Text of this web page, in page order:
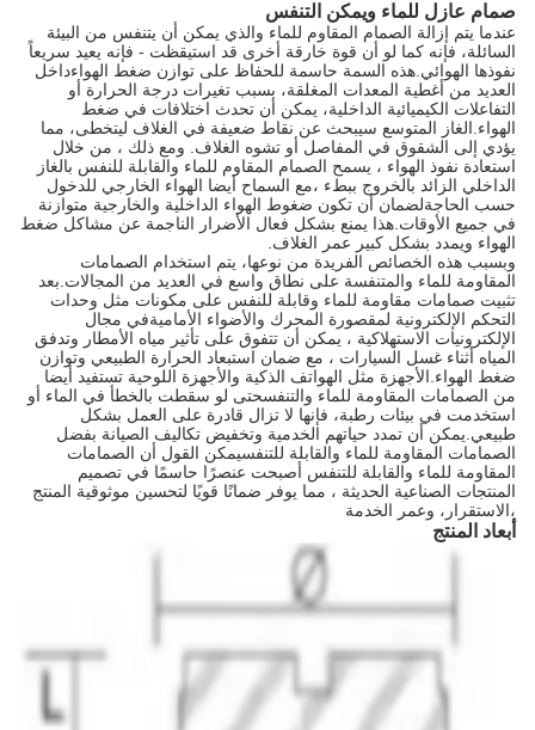
صمام عازل للماء ويمكن التنفس
عندما يتم إزالة الصمام المقاوم للماء والذي يمكن أن يتنفس من البيئة
السائلة، فإنه كما لو أن قوة خارقة أخرى قد استيقظت - فإنه يعيد سريعاً
نفوذها الهوائي.هذه السمة حاسمة للحفاظ على توازن ضغط الهواءداخل
العديد من أغطية المعدات المغلقة، بسبب تغيرات درجة الحرارة أو
التفاعلات الكيميائية الداخلية، يمكن أن تحدث اختلافات في ضغط
الهواء.الغاز المتوسع سيبحث عن نقاط ضعيفة في الغلاف ليتخطى، مما
يؤدي إلى الشقوق في المفاصل أو تشوه الغلاف. ومع ذلك ، من خلال
استعادة نفوذ الهواء ، يسمح الصمام المقاوم للماء والقابلة للنفس بالغاز
الداخلي الزائد بالخروج ببطء ،مع السماح أيضا الهواء الخارجي للدخول
حسب الحاجةلضمان أن تكون ضغوط الهواء الداخلية والخارجية متوازنة
في جميع الأوقات.هذا يمنع بشكل فعال الأضرار الناجمة عن مشاكل ضغط
الهواء ويمدد بشكل كبير عمر الغلاف.
وبسبب هذه الخصائص الفريدة من نوعها، يتم استخدام الصمامات
المقاومة للماء والمتنفسة على نطاق واسع في العديد من المجالات.بعد
تثبيت صمامات مقاومة للماء وقابلة للنفس على مكونات مثل وحدات
التحكم الإلكترونية لمقصورة المحرك والأضواء الأماميةفي مجال
الإلكترونيات الاستهلاكية ، يمكن أن تتفوق على تأثير مياه الأمطار وتدفق
المياه أثناء غسل السيارات ، مع ضمان استبعاد الحرارة الطبيعي وتوازن
ضغط الهواء.الأجهزة مثل الهواتف الذكية والأجهزة اللوحية تستفيد أيضا
من الصمامات المقاومة للماء والتنفسحتى لو سقطت بالخطأ في الماء أو
استخدمت في بيئات رطبة، فإنها لا تزال قادرة على العمل بشكل
طبيعي.يمكن أن تمدد حياتهم الخدمية وتخفيض تكاليف الصيانة بفضل
الصمامات المقاومة للماء والقابلة للتنفسيمكن القول أن الصمامات
المقاومة للماء والقابلة للتنفس أصبحت عنصرًا حاسمًا في تصميم
المنتجات الصناعية الحديثة ، مما يوفر ضمانًا قويًا لتحسين موثوقية المنتج
،الاستقرار، وعمر الخدمة
أبعاد المنتج